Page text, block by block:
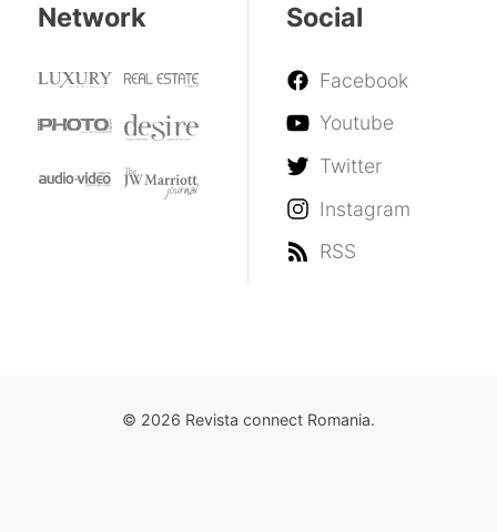
Network Social
Facebook
Youtube
Twitter
Instagram
RSS
© 2026 Revista connect Romania.